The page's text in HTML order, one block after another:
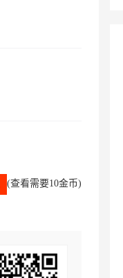
(查看需要10金币)